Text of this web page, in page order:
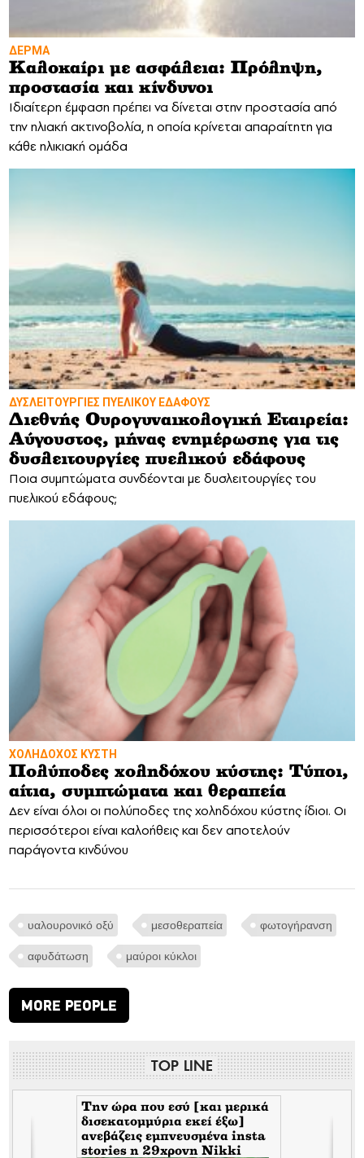
ΔΕΡΜΑ
Καλοκαίρι με ασφάλεια: Πρόληψη,
προστασία και κίνδυνοι
Ιδιαίτερη έμφαση πρέπει να δίνεται στην προστασία από
την ηλιακή ακτινοβολία, η οποία κρίνεται απαραίτητη για
κάθε ηλικιακή ομάδα
ΔΥΣΛΕΙΤΟΥΡΓΙΕΣ ΠΥΕΛΙΚΟΥ ΕΔΑΦΟΥΣ
Διεθνής Ουρογυναικολογική Εταιρεία:
Αύγουστος, μήνας ενημέρωσης για τις
δυσλειτουργίες πυελικού εδάφους
Ποια συμπτώματα συνδέονται με δυσλειτουργίες του
πυελικού εδάφους;
ΧΟΛΗΔΟΧΟΣ ΚΥΣΤΗ
Πολύποδες χοληδόχου κύστης: Τύποι,
αίτια, συμπτώματα και θεραπεία
Δεν είναι όλοι οι πολύποδες της χοληδόχου κύστης ίδιοι. Οι
περισσότεροι είναι καλοήθεις και δεν αποτελούν
παράγοντα κινδύνου
υαλουρονικό οξύ μεσοθεραπεία φωτογήρανση
αφυδάτωση μαύροι κύκλοι
MORE PEOPLE
TOP LINE
Tην ώρα που εσύ [και μερικά
δισεκατομμύρια εκεί έξω]
ανεβάζεις εμπνευσμένα insta
stories η 29χρονη Nikki